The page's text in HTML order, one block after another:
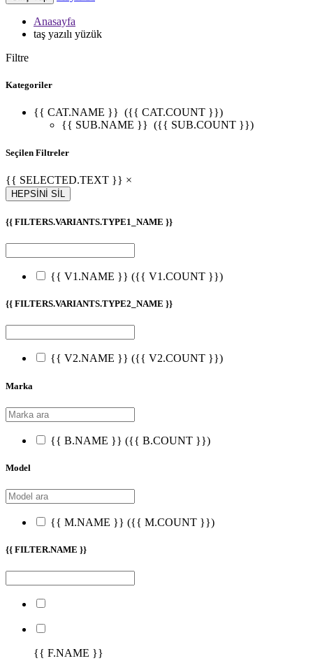
Anasayfa
taş yazılı yüzük
Filtre
Kategoriler
{{ CAT.NAME }} ({{ CAT.COUNT }})
{{ SUB.NAME }} ({{ SUB.COUNT }})
Seçilen Filtreler
{{ SELECTED.TEXT }} ×
HEPSİNİ SİL
{{ FILTERS.VARIANTS.TYPE1_NAME }}
{{ V1.NAME }} ({{ V1.COUNT }})
{{ FILTERS.VARIANTS.TYPE2_NAME }}
{{ V2.NAME }} ({{ V2.COUNT }})
Marka
{{ B.NAME }} ({{ B.COUNT }})
Model
{{ M.NAME }} ({{ M.COUNT }})
{{ FILTER.NAME }}
{{ F.NAME }}